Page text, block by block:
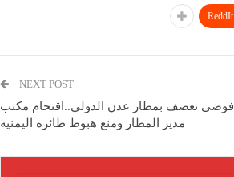
ReddIt
NEXT POST
فوضى تعصف بمطار عدن الدولي..اقتحام مكتب
مدير المطار ومنع هبوط طائرة اليمنية